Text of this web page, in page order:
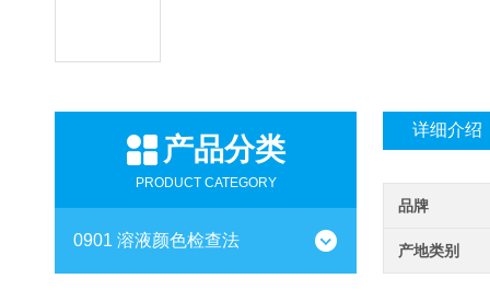
产品分类
PRODUCT CATEGORY
0901 溶液颜色检查法
详细介绍
品牌
产地类别